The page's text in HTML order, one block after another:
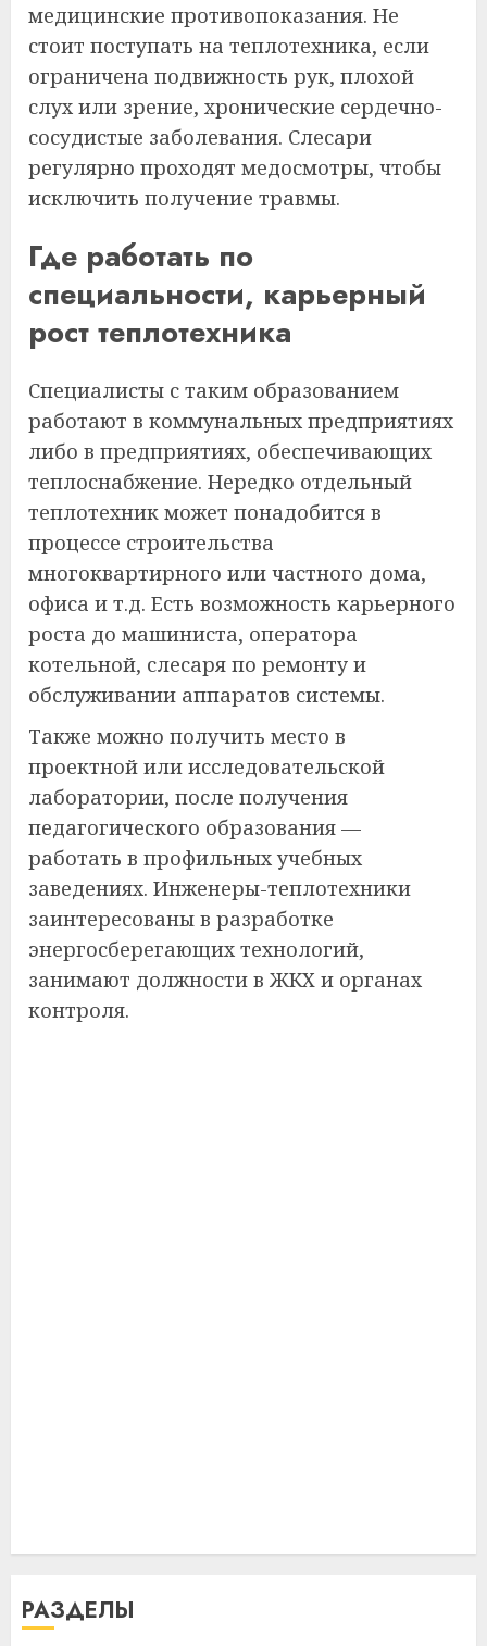
медицинские противопоказания. Не
стоит поступать на теплотехника, если
ограничена подвижность рук, плохой
слух или зрение, хронические сердечно-
сосудистые заболевания. Слесари
регулярно проходят медосмотры, чтобы
исключить получение травмы.
Где работать по
специальности, карьерный
рост теплотехника
Специалисты с таким образованием
работают в коммунальных предприятиях
либо в предприятиях, обеспечивающих
теплоснабжение. Нередко отдельный
теплотехник может понадобится в
процессе строительства
многоквартирного или частного дома,
офиса и т.д. Есть возможность карьерного
роста до машиниста, оператора
котельной, слесаря по ремонту и
обслуживании аппаратов системы.
Также можно получить место в
проектной или исследовательской
лаборатории, после получения
педагогического образования —
работать в профильных учебных
заведениях. Инженеры-теплотехники
заинтересованы в разработке
энергосберегающих технологий,
занимают должности в ЖКХ и органах
контроля.
РАЗДЕЛЫ